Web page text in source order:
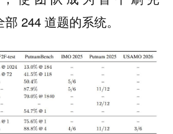
244 道题的系统。